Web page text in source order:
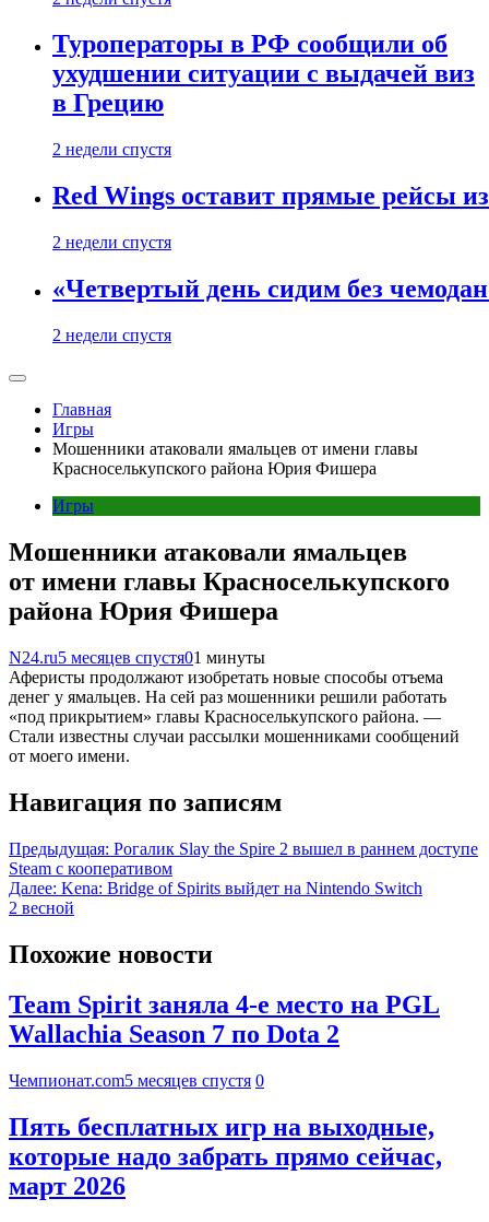
Туроператоры в РФ сообщили об
ухудшении ситуации с выдачей виз
в Грецию
2 недели спустя
Red Wings оставит прямые рейсы
2 недели спустя
«Четвертый день сидим без
2 недели спустя
Главная
Игры
Мошенники атаковали ямальцев от имени главы
Красноселькупского района Юрия Фишера
Игры
Мошенники атаковали ямальцев
от имени главы Красноселькупского
района Юрия Фишера
N24.ru5 месяцев спустя01 минуты
Аферисты продолжают изобретать новые способы отъема
денег у ямальцев. На сей раз мошенники решили работать
«под прикрытием» главы Красноселькупского района. —
Стали известны случаи рассылки мошенниками сообщений
от моего имени.
Навигация по записям
Предыдущая: Рогалик Slay the Spire 2 вышел в раннем доступе
Steam с кооперативом
Далее: Kena: Bridge of Spirits выйдет на Nintendo Switch
2 весной
Похожие новости
Team Spirit заняла 4-е место на PGL
Wallachia Season 7 по Dota 2
Чемпионат.com5 месяцев спустя 0
Пять бесплатных игр на выходные,
которые надо забрать прямо сейчас,
март 2026